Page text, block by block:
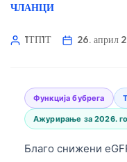
ЧЛАНЦИ
1ТП1Т 26. април
Функција бубрега
Ажурирање за 2026.
Благо снижени